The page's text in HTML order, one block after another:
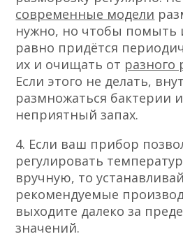
современные модели
нужно, но чтобы помыть
равно придётся
их и очищать от разного
Если этого не делать,
размножаться бактерии
неприятный запах.
4. Если ваш прибор
регулировать
вручную, то
рекомендуемые
выходите далеко за
значений.